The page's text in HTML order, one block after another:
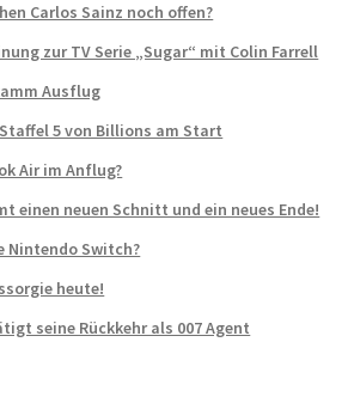
Carlos Sainz noch offen?
zur TV Serie „Sugar“ mit Colin Farrell
Ausflug
5 von Billions am Start
Air im Anflug?
einen neuen Schnitt und ein neues Ende!
Nintendo Switch?
heute!
seine Rückkehr als 007 Agent